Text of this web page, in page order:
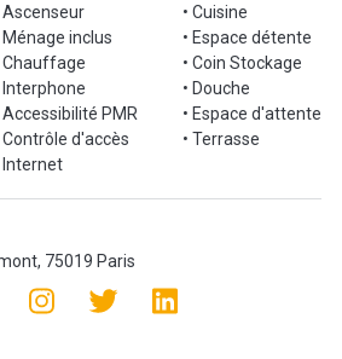
Ascenseur
Ménage inclus
Chauffage
Interphone
Accessibilité PMR
Contrôle d'accès
Internet
• Cuisine
• Espace détente
• Coin Stockage
• Douche
• Espace d'attente
• Terrasse
75019 Paris